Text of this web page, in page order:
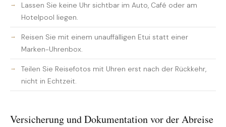
Lassen Sie keine Uhr sichtbar im Auto, Café oder am
Hotelpool liegen.
Reisen Sie mit einem unauffälligen Etui statt einer
Marken-Uhrenbox.
Teilen Sie Reisefotos mit Uhren erst nach der Rückkehr,
nicht in Echtzeit.
Versicherung und Dokumentation vor der Abreise